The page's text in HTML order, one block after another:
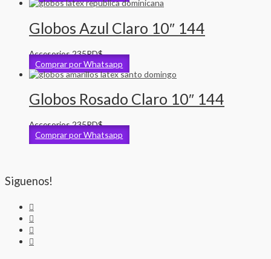
Globos Azul Claro 10″ 144
Accesorios235RD$
Comprar por Whatsapp
Globos Rosado Claro 10″ 144
Accesorios235RD$
Comprar por Whatsapp
Siguenos!